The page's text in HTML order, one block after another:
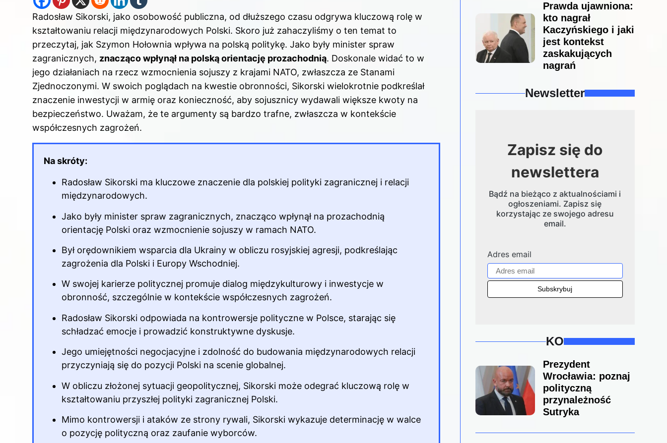
Radosław Sikorski, jako osobowość publiczna, od dłuższego czasu odgrywa kluczową rolę w
kształtowaniu relacji międzynarodowych Polski. Skoro już zahaczyliśmy o ten temat to
przeczytaj, jak Szymon Hołownia wpływa na polską politykę. Jako były minister spraw
zagranicznych, znacząco wpłynął na polską orientację prozachodnią. Doskonale widać to w
jego działaniach na rzecz wzmocnienia sojuszy z krajami NATO, zwłaszcza ze Stanami
Zjednoczonymi. W swoich poglądach na kwestie obronności, Sikorski wielokrotnie podkreślał
znaczenie inwestycji w armię oraz konieczność, aby sojusznicy wydawali większe kwoty na
bezpieczeństwo. Uważam, że te argumenty są bardzo trafne, zwłaszcza w kontekście
współczesnych zagrożeń.
Na skróty:
Radosław Sikorski ma kluczowe znaczenie dla polskiej polityki zagranicznej i relacji
międzynarodowych.
Jako były minister spraw zagranicznych, znacząco wpłynął na prozachodnią
orientację Polski oraz wzmocnienie sojuszy w ramach NATO.
Był orędownikiem wsparcia dla Ukrainy w obliczu rosyjskiej agresji, podkreślając
zagrożenia dla Polski i Europy Wschodniej.
W swojej karierze politycznej promuje dialog międzykulturowy i inwestycje w
obronność, szczególnie w kontekście współczesnych zagrożeń.
Radosław Sikorski odpowiada na kontrowersje polityczne w Polsce, starając się
schładzać emocje i prowadzić konstruktywne dyskusje.
Jego umiejętności negocjacyjne i zdolność do budowania międzynarodowych relacji
przyczyniają się do pozycji Polski na scenie globalnej.
W obliczu złożonej sytuacji geopolitycznej, Sikorski może odegrać kluczową rolę w
kształtowaniu przyszłej polityki zagranicznej Polski.
Mimo kontrowersji i ataków ze strony rywali, Sikorski wykazuje determinację w walce
o pozycję polityczną oraz zaufanie wyborców.
Prawda ujawniona:
kto nagrał
Kaczyńskiego i jaki
jest kontekst
zaskakujących
nagrań
Newsletter
Zapisz się do
newslettera
Bądź na bieżąco z aktualnościami i
ogłoszeniami. Zapisz się
korzystając ze swojego adresu
email.
Adres email
KO
Prezydent
Wrocławia: poznaj
polityczną
przynależność
Sutryka